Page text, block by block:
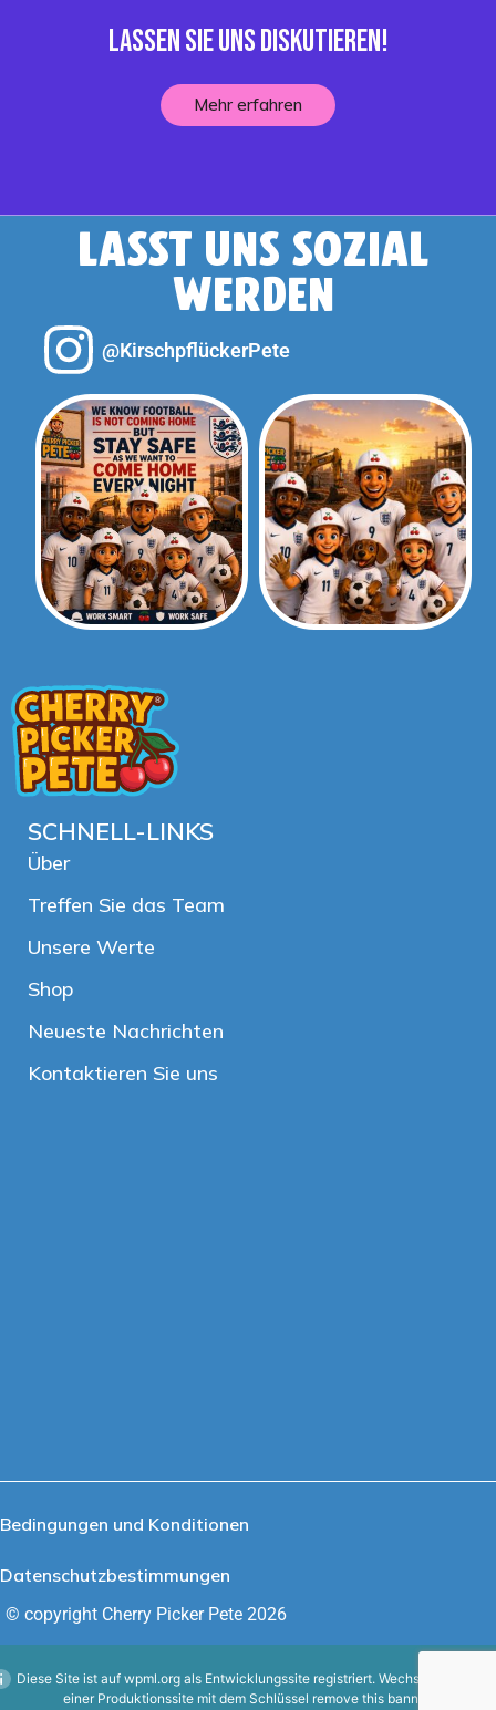
Lassen Sie uns diskutieren!
Mehr erfahren
LASST UNS SOZIAL
WERDEN
@KirschpflückerPete
SCHNELL-LINKS
Über
Treffen Sie das Team
Unsere Werte
Shop
Neueste Nachrichten
Kontaktieren Sie uns
Bedingungen und Konditionen
Datenschutzbestimmungen
© copyright Cherry Picker Pete 2026
Diese Site ist auf wpml.orgals Entwicklungssite registriert. Wechseln Sie zu
einer Produktionssite mit dem Schlüssel remove this banner